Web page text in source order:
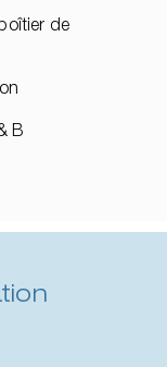
de
B